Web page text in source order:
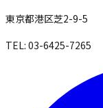
東京都港区芝2-9-5
TEL: 03-6425-7265